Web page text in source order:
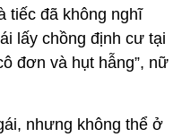
tiếc đã không nghĩ
lấy chồng định cư tại
đơn và hụt hẫng”, nữ
nhưng không thể ở